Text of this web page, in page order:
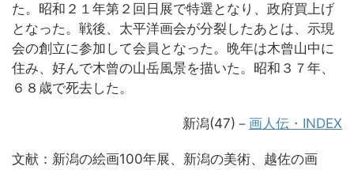
た。昭和２１年第２回日展で特選となり、政府買上げ
となった。戦後、太平洋画会が分裂したあとは、示現
会の創立に参加して会員となった。晩年は木曾山中に
住み、好んで木曾の山岳風景を描いた。昭和３７年、
６８歳で死去した。
新潟(47)－ 画人伝・INDEX
文献：新潟の絵画100年展、新潟の美術、越佐の画